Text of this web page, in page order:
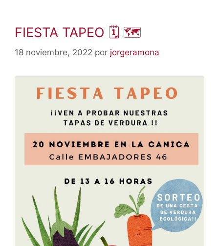
FIESTA TAPEO 🗓 🗺
18 noviembre, 2022 por jorgeramona